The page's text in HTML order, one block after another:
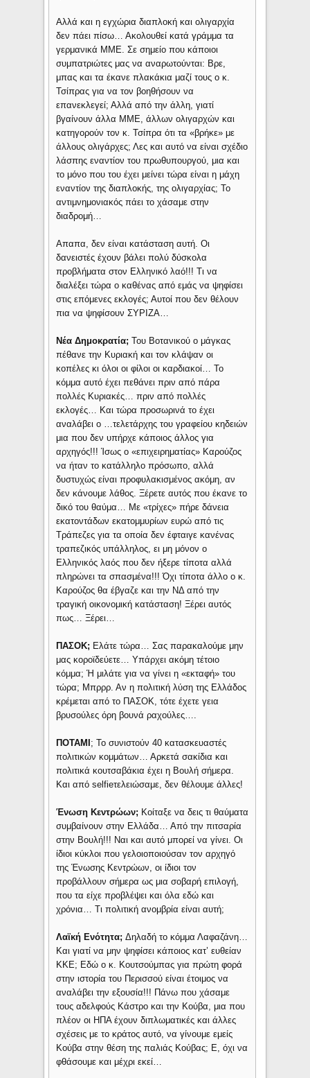
Αλλά και η εγχώρια διαπλοκή και ολιγαρχία
δεν πάει πίσω… Ακολουθεί κατά γράμμα τα
γερμανικά ΜΜΕ. Σε σημείο που κάποιοι
συμπατριώτες μας να αναρωτούνται: Βρε,
μπας και τα έκανε πλακάκια μαζί τους ο κ.
Τσίπρας για να τον βοηθήσουν να
επανεκλεγεί; Αλλά από την άλλη, γιατί
βγαίνουν άλλα ΜΜΕ, άλλων ολιγαρχών και
κατηγορούν τον κ. Τσίπρα ότι τα «βρήκε» με
άλλους ολιγάρχες; Λες και αυτό να είναι σχέδιο
λάσπης εναντίον του πρωθυπουργού, μια και
το μόνο που του έχει μείνει τώρα είναι η μάχη
εναντίον της διαπλοκής, της ολιγαρχίας; Το
αντιμνημονιακός πάει το χάσαμε στην
διαδρομή…
Απαπα, δεν είναι κατάσταση αυτή. Οι
δανειστές έχουν βάλει πολύ δύσκολα
προβλήματα στον Ελληνικό λαό!!! Τι να
διαλέξει τώρα ο καθένας από εμάς να ψηφίσει
στις επόμενες εκλογές; Αυτοί που δεν θέλουν
πια να ψηφίσουν ΣΥΡΙΖΑ…
Νέα Δημοκρατία; Του Βοτανικού ο μάγκας
πέθανε την Κυριακή και τον κλάψαν οι
κοπέλες κι όλοι οι φίλοι οι καρδιακοί… Το
κόμμα αυτό έχει πεθάνει πριν από πάρα
πολλές Κυριακές… πριν από πολλές
εκλογές… Και τώρα προσωρινά το έχει
αναλάβει ο …τελετάρχης του γραφείου κηδειών
μια που δεν υπήρχε κάποιος άλλος για
αρχηγός!!! Ίσως ο «επιχειρηματίας» Καρούζος
να ήταν το κατάλληλο πρόσωπο, αλλά
δυστυχώς είναι προφυλακισμένος ακόμη, αν
δεν κάνουμε λάθος. Ξέρετε αυτός που έκανε το
δικό του θαύμα… Με «τρίχες» πήρε δάνεια
εκατοντάδων εκατομμυρίων ευρώ από τις
Τράπεζες για τα οποία δεν έφταιγε κανένας
τραπεζικός υπάλληλος, ει μη μόνον ο
Ελληνικός λαός που δεν ήξερε τίποτα αλλά
πληρώνει τα σπασμένα!!! Όχι τίποτα άλλο ο κ.
Καρούζος θα έβγαζε και την ΝΔ από την
τραγική οικονομική κατάσταση! Ξέρει αυτός
πως… Ξέρει…
ΠΑΣΟΚ; Ελάτε τώρα… Σας παρακαλούμε μην
μας κοροϊδεύετε… Υπάρχει ακόμη τέτοιο
κόμμα; Ή μιλάτε για να γίνει η «εκταφή» του
τώρα; Μπρρρ. Αν η πολιτική λύση της Ελλάδος
κρέμεται από το ΠΑΣΟΚ, τότε έχετε γεια
βρυσούλες όρη βουνά ραχούλες….
ΠΟΤΑΜΙ; Το συνιστούν 40 κατασκευαστές
πολιτικών κομμάτων… Αρκετά σακίδια και
πολιτικά κουτσαβάκια έχει η Βουλή σήμερα.
Και από selfieτελειώσαμε, δεν θέλουμε άλλες!
Ένωση Κεντρώων; Κοίταξε να δεις τι θαύματα
συμβαίνουν στην Ελλάδα… Από την πιτσαρία
στην Βουλή!!! Ναι και αυτό μπορεί να γίνει. Οι
ίδιοι κύκλοι που γελοιοποιούσαν τον αρχηγό
της Ένωσης Κεντρώων, οι ίδιοι τον
προβάλλουν σήμερα ως μια σοβαρή επιλογή,
που τα είχε προβλέψει και όλα εδώ και
χρόνια… Τι πολιτική ανομβρία είναι αυτή;
Λαϊκή Ενότητα;Δηλαδή το κόμμα Λαφαζάνη…
Και γιατί να μην ψηφίσει κάποιος κατ’ ευθείαν
ΚΚΕ; Εδώ ο κ. Κουτσούμπας για πρώτη φορά
στην ιστορία του Περισσού είναι έτοιμος να
αναλάβει την εξουσία!!! Πάνω που χάσαμε
τους αδελφούς Κάστρο και την Κούβα, μια που
πλέον οι ΗΠΑ έχουν διπλωματικές και άλλες
σχέσεις με το κράτος αυτό, να γίνουμε εμείς
Κούβα στην θέση της παλιάς Κούβας; Ε, όχι να
φθάσουμε και μέχρι εκεί…